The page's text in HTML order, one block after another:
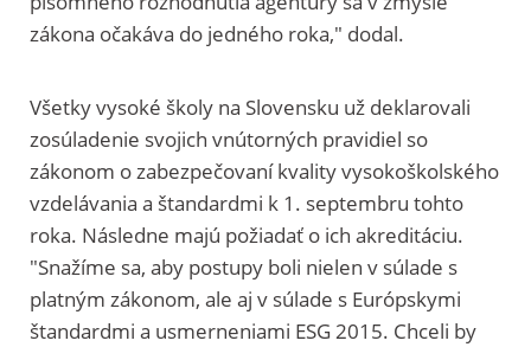
zákona očakáva do jedného roka," dodal.
Všetky vysoké školy na Slovensku už deklarovali
zosúladenie svojich vnútorných pravidiel so
zákonom o zabezpečovaní kvality vysokoškolského
vzdelávania a štandardmi k 1. septembru tohto
roka. Následne majú požiadať o ich akreditáciu.
"Snažíme sa, aby postupy boli nielen v súlade s
platným zákonom, ale aj v súlade s Európskymi
štandardmi a usmerneniami ESG 2015. Chceli by